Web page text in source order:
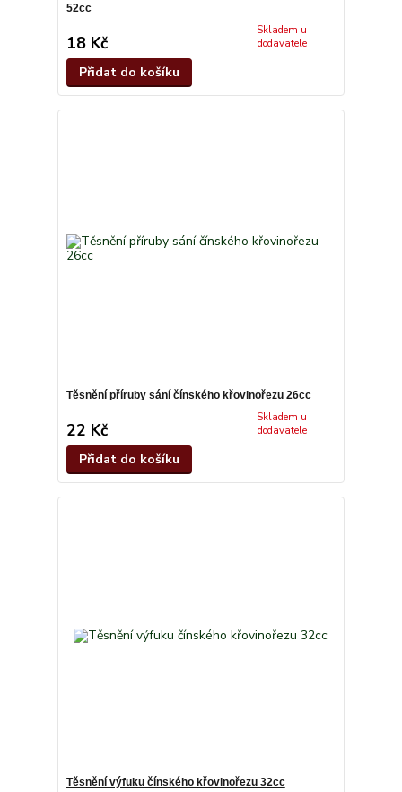
52cc
18 Kč
Skladem u
dodavatele
Přidat do košíku
Těsnění příruby sání čínského křovinořezu 26cc
22 Kč
Skladem u
dodavatele
Přidat do košíku
Těsnění výfuku čínského křovinořezu 32cc